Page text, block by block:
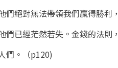
們絕對無法帶領我們贏得勝
們已經茫然若失。金錢的法
們。（p120)